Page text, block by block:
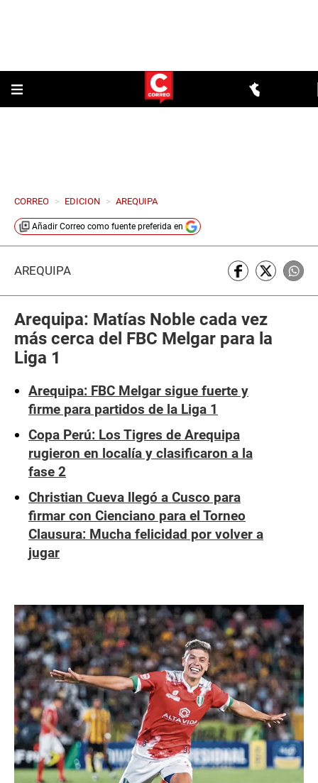
CORREO > EDICION > AREQUIPA
Añadir Correo como fuente preferida en
AREQUIPA
Arequipa: Matías Noble cada vez
más cerca del FBC Melgar para la
Liga 1
Arequipa: FBC Melgar sigue fuerte y
firme para partidos de la Liga 1
Copa Perú: Los Tigres de Arequipa
rugieron en localía y clasificaron a la
fase 2
Christian Cueva llegó a Cusco para
firmar con Cienciano para el Torneo
Clausura: Mucha felicidad por volver a
jugar